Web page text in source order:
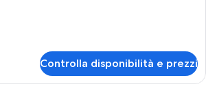
Controlla disponibilità e prezzi